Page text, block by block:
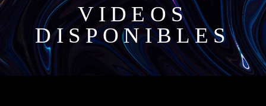
VIDEOS
DISPONIBLES